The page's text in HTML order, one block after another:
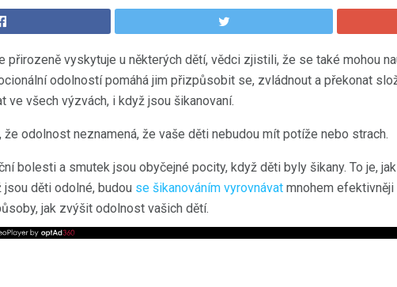
přirozeně vyskytuje u některých dětí, vědci zjistili, že se také mohou
odolností pomáhá jim přizpůsobit se, zvládnout a překonat
ve všech výzvách, i když jsou šikanovaní.
odolnost neznamená, že vaše děti nebudou mít potíže nebo strach.
bolesti a smutek jsou obyčejné pocity, když děti byly šikany. To je,
děti odolné, budou se šikanováním vyrovnávat mnohem
jak zvýšit odolnost vašich dětí.